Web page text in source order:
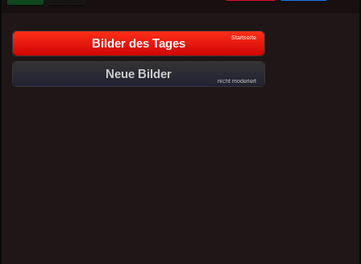
Bilder des Tages Startseite
Neue Bilder
nicht moderiert